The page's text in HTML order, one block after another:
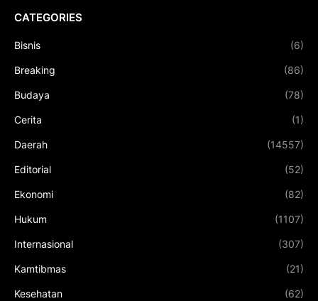
CATEGORIES
Bisnis (6)
Breaking (86)
Budaya (78)
Cerita (1)
Daerah (14557)
Editorial (52)
Ekonomi (82)
Hukum (1107)
Internasional (307)
Kamtibmas (21)
Kesehatan (62)